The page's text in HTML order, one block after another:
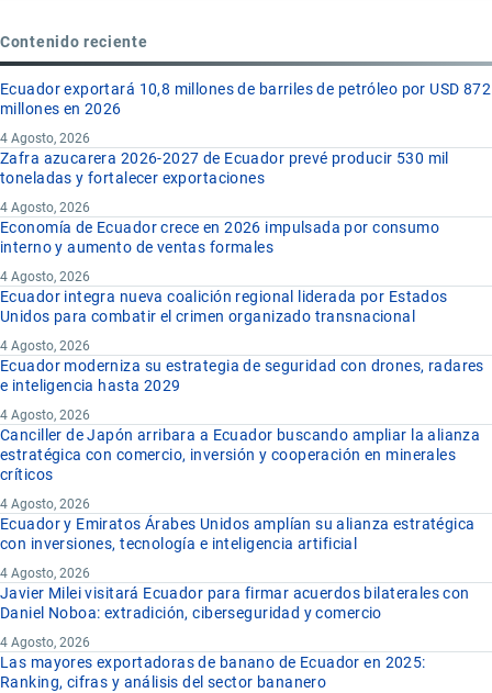
Contenido reciente
Ecuador exportará 10,8 millones de barriles de petróleo por USD 872
millones en 2026
4 Agosto, 2026
Zafra azucarera 2026-2027 de Ecuador prevé producir 530 mil
toneladas y fortalecer exportaciones
4 Agosto, 2026
Economía de Ecuador crece en 2026 impulsada por consumo
interno y aumento de ventas formales
4 Agosto, 2026
Ecuador integra nueva coalición regional liderada por Estados
Unidos para combatir el crimen organizado transnacional
4 Agosto, 2026
Ecuador moderniza su estrategia de seguridad con drones, radares
e inteligencia hasta 2029
4 Agosto, 2026
Canciller de Japón arribara a Ecuador buscando ampliar la alianza
estratégica con comercio, inversión y cooperación en minerales
críticos
4 Agosto, 2026
Ecuador y Emiratos Árabes Unidos amplían su alianza estratégica
con inversiones, tecnología e inteligencia artificial
4 Agosto, 2026
Javier Milei visitará Ecuador para firmar acuerdos bilaterales con
Daniel Noboa: extradición, ciberseguridad y comercio
4 Agosto, 2026
Las mayores exportadoras de banano de Ecuador en 2025:
Ranking, cifras y análisis del sector bananero